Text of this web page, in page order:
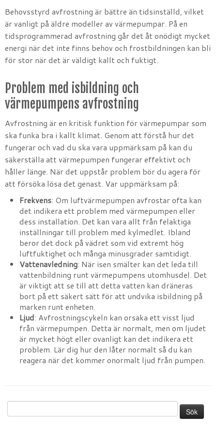
Behovsstyrd avfrostning är bättre än tidsinställd, vilket
är vanligt på äldre modeller av värmepumpar. På en
tidsprogrammerad avfrostning går det åt onödigt mycket
energi när det inte finns behov och frostbildningen kan bli
för stor när det är väldigt kallt och fuktigt.
Problem med isbildning och
värmepumpens avfrostning
Avfrostning är en kritisk funktion för värmepumpar som
ska funka bra i kallt klimat. Genom att förstå hur det
fungerar och vad du ska vara uppmärksam på kan du
säkerställa att värmepumpen fungerar effektivt och
håller länge. När det uppstår problem bör du agera för
att försöka lösa det genast. Var uppmärksam på:
Frekvens: Om luftvärmepumpen avfrostar ofta kan
det indikera ett problem med värmepumpen eller
dess installation. Det kan vara allt från felaktiga
inställningar till problem med kylmedlet. Ibland
beror det dock på vädret som vid extremt hög
luftfuktighet och många minusgrader samtidigt.
Vattenavledning: När isen smälter kan det leda till
vattenbildning runt värmepumpens utomhusdel. Det
är viktigt att se till att detta vatten kan dräneras
bort på ett säkert sätt för att undvika isbildning på
marken runt enheten.
Ljud: Avfrostningscykeln kan orsaka ett visst ljud
från värmepumpen. Detta är normalt, men om ljudet
är mycket högt eller ovanligt kan det indikera ett
problem. Lär dig hur den låter normalt så du kan
reagera när det kommer onormalt ljud från pumpen.
efter: